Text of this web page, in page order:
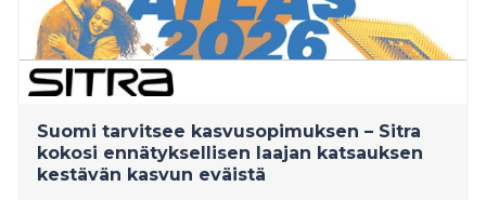
Suomi tarvitsee kasvusopimuksen – Sitra
kokosi ennätyksellisen laajan katsauksen
kestävän kasvun eväistä